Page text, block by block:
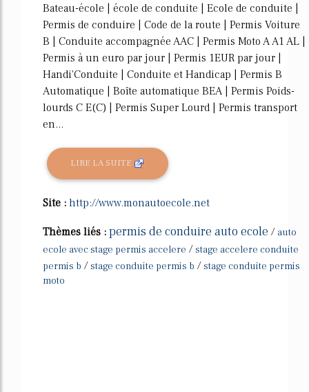
Bateau-école | école de conduite | Ecole de conduite |
Permis de conduire | Code de la route | Permis Voiture
B | Conduite accompagnée AAC | Permis Moto A A1 AL |
Permis à un euro par jour | Permis 1EUR par jour |
Handi'Conduite | Conduite et Handicap | Permis B
Automatique | Boîte automatique BEA | Permis Poids-
lourds C E(C) | Permis Super Lourd | Permis transport
en...
LIRE LA SUITE
Site : http://www.monautoecole.net
Thèmes liés : permis de conduire auto ecole / auto
ecole avec stage permis accelere /stage accelere conduite
permis b /stage conduite permis b /stage conduite permis
moto